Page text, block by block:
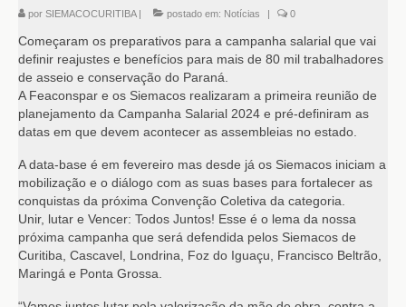
por SIEMACOCURITIBA| postado em: Notícias | 0
Começaram os preparativos para a campanha salarial que vai
definir reajustes e benefícios para mais de 80 mil trabalhadores
de asseio e conservação do Paraná.
A Feaconspar e os Siemacos realizaram a primeira reunião de
planejamento da Campanha Salarial 2024 e pré-definiram as
datas em que devem acontecer as assembleias no estado.
A data-base é em fevereiro mas desde já os Siemacos iniciam a
mobilização e o diálogo com as suas bases para fortalecer as
conquistas da próxima Convenção Coletiva da categoria.
Unir, lutar e Vencer: Todos Juntos! Esse é o lema da nossa
próxima campanha que será defendida pelos Siemacos de
Curitiba, Cascavel, Londrina, Foz do Iguaçu, Francisco Beltrão,
Maringá e Ponta Grossa.